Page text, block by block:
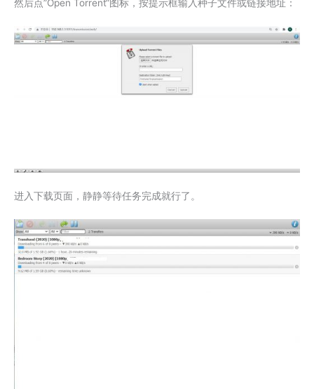
然后点”Open Torrent“图标，按提示框输入种子文件或链接地址：
进入下载页面，静静等待任务完成就行了。